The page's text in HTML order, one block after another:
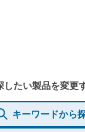
したい製品を変更
キーワードから